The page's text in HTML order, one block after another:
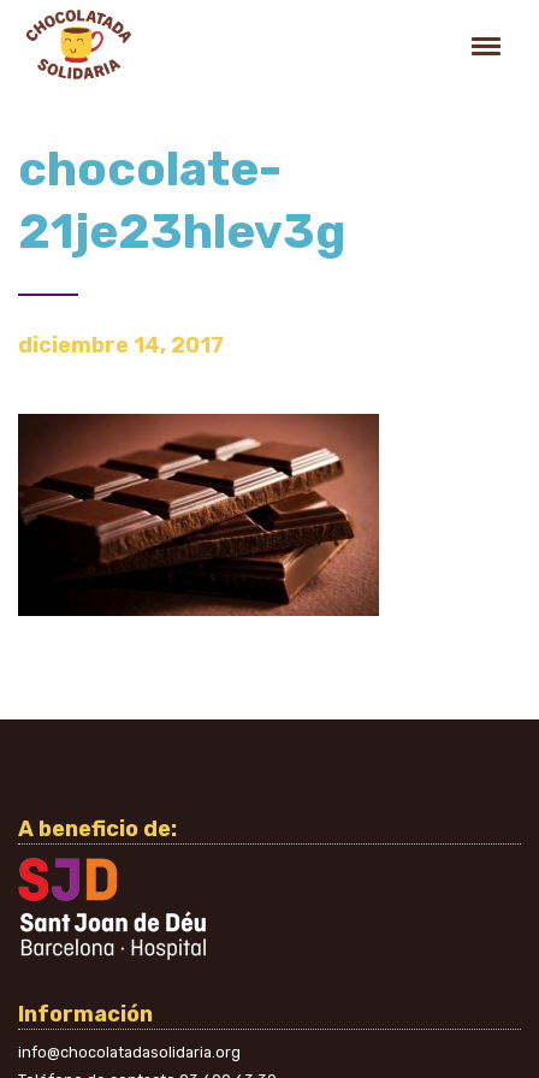
chocolate-
21je23hlev3g
diciembre 14, 2017
A beneficio de:
Información
info@chocolatadasolidaria.org